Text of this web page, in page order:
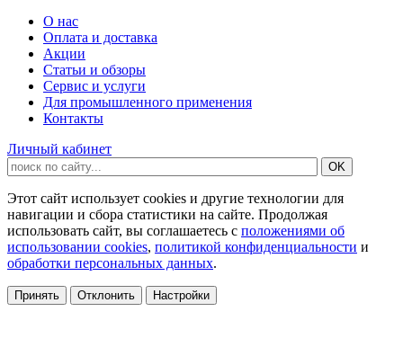
О нас
Оплата и доставка
Акции
Статьи и обзоры
Сервис и услуги
Для промышленного применения
Контакты
Личный кабинет
Этот сайт использует cookies и другие технологии для
навигации и сбора статистики на сайте. Продолжая
использовать сайт, вы соглашаетесь с положениями об
использовании cookies, политикой конфиденциальности и
обработки персональных данных.
Принять Отклонить Настройки